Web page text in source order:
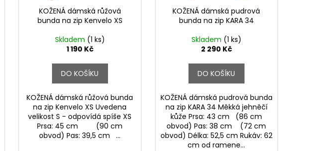
KOŽENÁ dámská růžová
bunda na zip Kenvelo XS
Skladem (1 ks)
1 190 Kč
DO KOŠÍKU
KOŽENÁ dámská růžová bunda
na zip Kenvelo XS Uvedena
velikost S - odpovídá spíše XS
Prsa: 45 cm (90 cm
obvod) Pas: 39,5 cm ...
KOŽENÁ dámská pudrová
bunda na zip KARA 34
Skladem (1 ks)
2 290 Kč
DO KOŠÍKU
KOŽENÁ dámská pudrová bunda
na zip KARA 34 Měkká jehněčí
kůže Prsa: 43 cm (86 cm
obvod) Pas: 38 cm (72 cm
obvod) Délka: 52,5 cm Rukáv: 62
cm od ramene...